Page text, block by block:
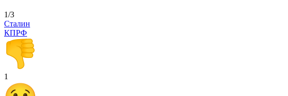
1/3
Сталин
КПРФ
1